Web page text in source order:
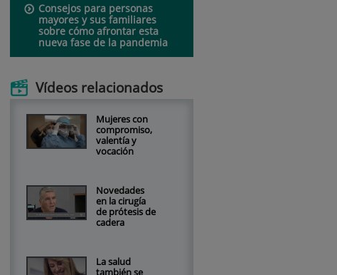
Consejos para personas
mayores y sus familiares
sobre cómo afrontar esta
nueva fase de la pandemia
Vídeos relacionados
Mujeres con
compromiso,
valentía y
vocación
Novedades
en la cirugía
de prótesis de
cadera
La salud
también se